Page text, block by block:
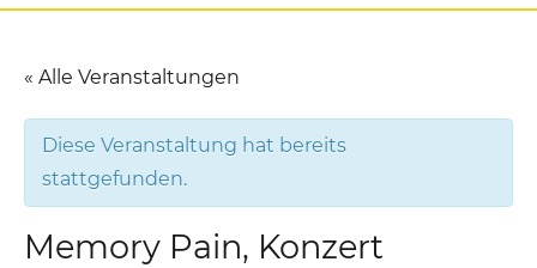
« Alle Veranstaltungen
Diese Veranstaltung hat bereits
stattgefunden.
Memory Pain, Konzert